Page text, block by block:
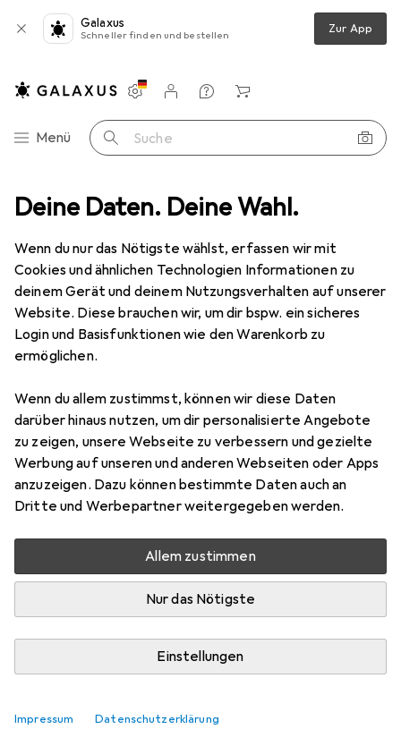
Deine Daten. Deine Wahl.
Wenn du nur das Nötigste wählst, erfassen wir mit
Cookies und ähnlichen Technologien Informationen zu
deinem Gerät und deinem Nutzungsverhalten auf unserer
Website. Diese brauchen wir, um dir bspw. ein sicheres
Login und Basisfunktionen wie den Warenkorb zu
ermöglichen.
Wenn du allem zustimmst, können wir diese Daten
darüber hinaus nutzen, um dir personalisierte Angebote
zu zeigen, unsere Webseite zu verbessern und gezielte
Werbung auf unseren und anderen Webseiten oder Apps
anzuzeigen. Dazu können bestimmte Daten auch an
Dritte und Werbepartner weitergegeben werden.
Allem zustimmen
Nur das Nötigste
Einstellungen
Impressum Datenschutzerklärung
Galaxus
Schneller finden und bestellen Zur App
Navigation nach Kategorien
Menü Suche
Einstellungen
Kundenkonto
Vergleichslisten
Merklisten
Warenkorb
B) 200 mm x 4.6 mm UB200C-N-PA66-NA-C1 Farbe: Transparent 1
MENGENRABATT
Kabelbinder, innenverzahnt (L x B) 200
mm x 4.6 mm UB200C-N-PA66-NA-
C1 Farbe: Transparent 1
200 mm, 100 Stk.
EUR
8,13 SpareEUR
2,61
Bewertungen
Zwischen Mo, 10.8. und Mi, 12.8. geliefert
Mehr als 10 Stück an Lager beim Lieferanten